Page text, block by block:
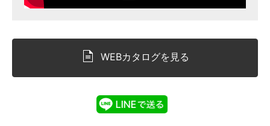
WEBカタログを見る